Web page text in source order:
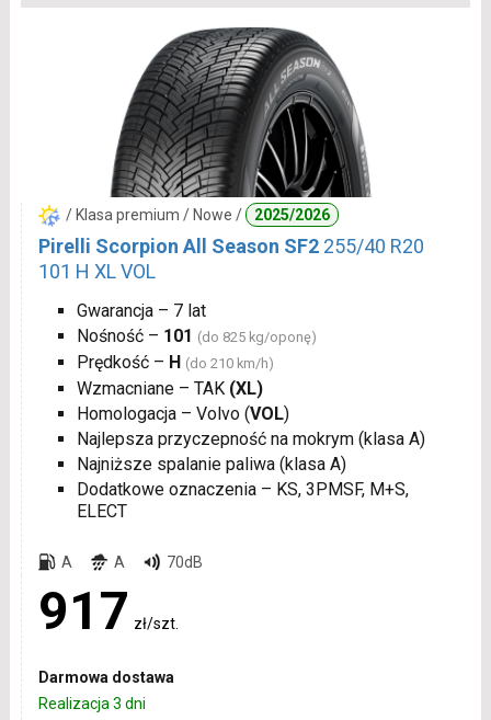
/ Klasa premium / Nowe / 2025/2026
Pirelli Scorpion All Season SF2 255/40 R20
101 H XL VOL
Gwarancja – 7 lat
Nośność – 101 (do 825 kg/oponę)
Prędkość – H (do 210 km/h)
Wzmacniane – TAK (XL)
Homologacja – Volvo (VOL)
Najlepsza przyczepność na mokrym (klasa A)
Najniższe spalanie paliwa (klasa A)
Dodatkowe oznaczenia – KS, 3PMSF, M+S,
ELECT
A A 70dB
917 zł/szt.
Darmowa dostawa
Realizacja 3 dni